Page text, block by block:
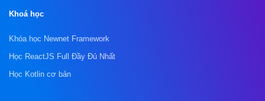
Khoá học
Khóa học Newnet Framework
Học ReactJS Full Đầy Đủ Nhất
Học Kotlin cơ bản